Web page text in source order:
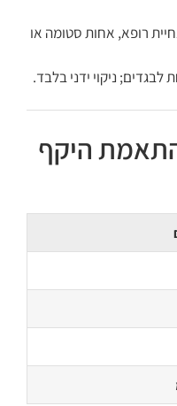
רופא, אחות סטומה או
ניקוי ידני בלבד.
היקף